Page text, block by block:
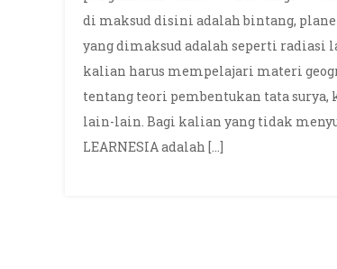
di maksud disini adalah bintang,
yang dimaksud adalah seperti radiasi
kalian harus mempelajari materi
tentang teori pembentukan tata
lain-lain. Bagi kalian yang tidak
LEARNESIA adalah […]